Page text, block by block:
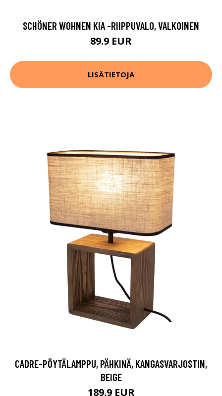
SCHÖNER WOHNEN KIA -RIIPPUVALO, VALKOINEN
89.9 EUR
LISÄTIETOJA
CADRE-PÖYTÄLAMPPU, PÄHKINÄ, KANGASVARJOSTIN,
BEIGE
189.9 EUR